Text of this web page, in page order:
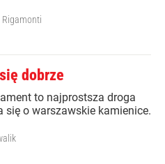
Rigamonti
dobrze
to najprostsza droga
się o warszawskie kamienice.